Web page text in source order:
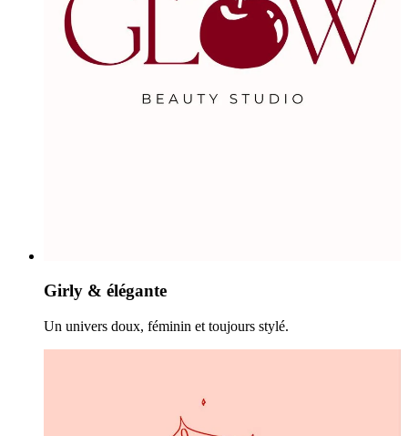
Girly & élégante
Un univers doux, féminin et toujours stylé.